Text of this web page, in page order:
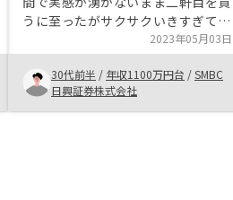
うに至ったがサクサクいきすぎて少
しばかり怖く思いました。 実際投
資を開始してみないとわからない話
かと思いますが、物件の比較や他社
との違いや会社の方針、会社が潰れ
た際のリスク等々リスク部分の説明
2023年05月03日
30代前半 / 年収1100万円台 /SMBC
日興証券株式会社